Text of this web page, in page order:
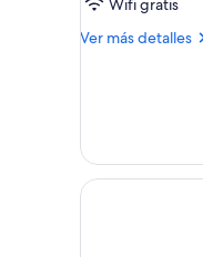
habitaciones
Wifi gratis
Ver más detalles
Más
habitaciones